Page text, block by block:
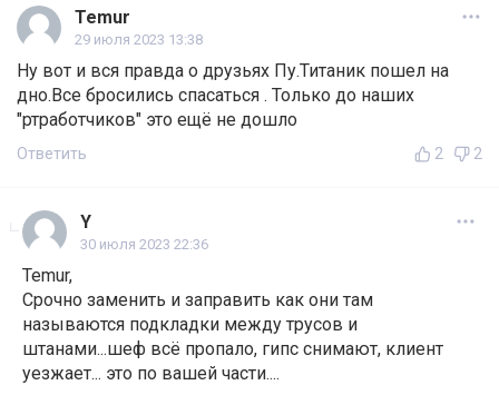
Temur
29 июля 2023 13:38
Ну вот и вся правда о друзьях Пу.Титаник пошел на
дно.Все бросились спасаться . Только до наших
"ртработчиков" это ещё не дошло
Ответить 2 2
Y
30 июля 2023 22:36
Temur,
Срочно заменить и заправить как они там
называются подкладки между трусов и
штанами...шеф всё пропало, гипс снимают, клиент
уезжает... это по вашей части....